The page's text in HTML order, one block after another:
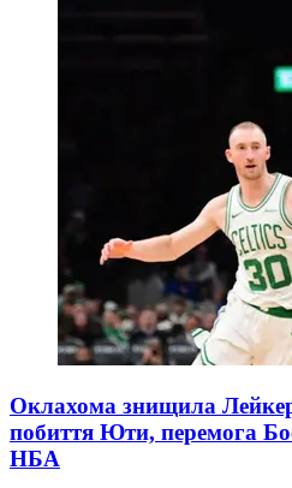
Оклахома знищила
побиття Юти, перемога
НБА